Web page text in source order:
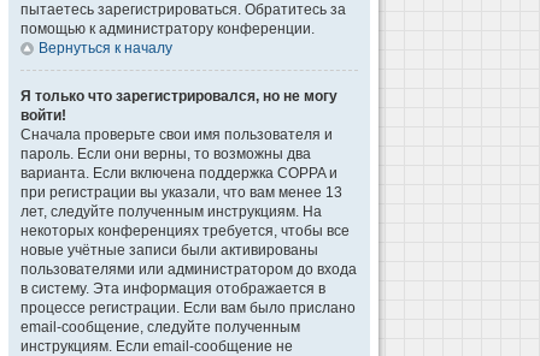
пытаетесь зарегистрироваться. Обратитесь за
помощью к администратору конференции.
Вернуться к началу
Я только что зарегистрировался, но не могу
войти!
Сначала проверьте свои имя пользователя и
пароль. Если они верны, то возможны два
варианта. Если включена поддержка COPPA и
при регистрации вы указали, что вам менее 13
лет, следуйте полученным инструкциям. На
некоторых конференциях требуется, чтобы все
новые учётные записи были активированы
пользователями или администратором до входа
в систему. Эта информация отображается в
процессе регистрации. Если вам было прислано
email-сообщение, следуйте полученным
инструкциям. Если email-сообщение не